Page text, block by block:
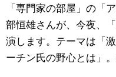
「専門家の部屋」の「
部恒雄さんが、今夜、
演します。テーマは
ーチン氏の野心とは」